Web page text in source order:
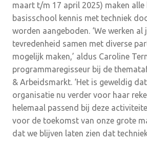
maart t/m 17 april 2025) maken alle
basisschool kennis met techniek
worden aangeboden. ‘We werken al
tevredenheid samen met diverse
mogelijk maken,’ aldus Caroline
programmaregisseur bij de
& Arbeidsmarkt. ‘Het is geweldig
organisatie nu verder voor haar
helemaal passend bij deze
voor de toekomst van onze grote
dat we blijven laten zien dat